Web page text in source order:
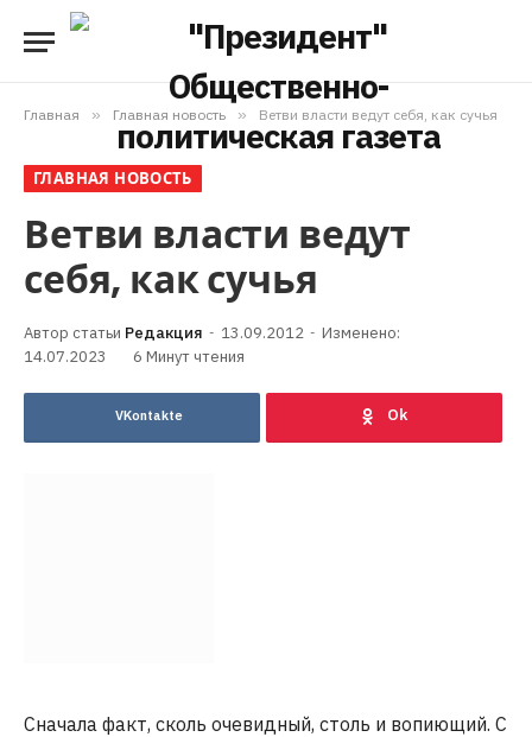
Главная » Главная новость » Ветви власти ведут себя, как сучья
ГЛАВНАЯ НОВОСТЬ
Ветви власти ведут
себя, как сучья
Редакция 13.09.2012
Изменено:
14.07.2023
6 Минут чтения
VKontakte
Сначала факт, сколь очевидный, столь и вопиющий. С